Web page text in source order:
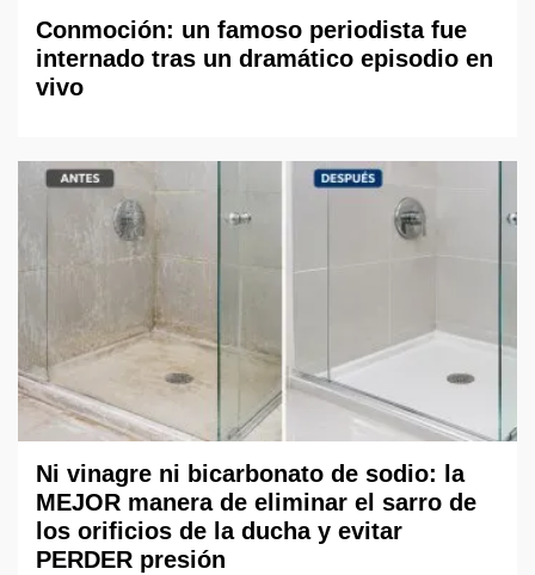
Conmoción: un famoso periodista fue
internado tras un dramático episodio en
vivo
Ni vinagre ni bicarbonato de sodio: la
MEJOR manera de eliminar el sarro de
los orificios de la ducha y evitar
PERDER presión